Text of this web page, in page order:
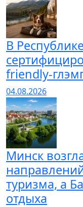
В
friendly-
04.08.2026
Минск
туризма, а
отдыха